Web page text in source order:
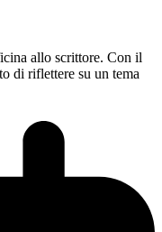
allo scrittore. Con il
di riflettere su un tema